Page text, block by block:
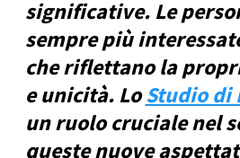
significative. Le
sempre più
che riflettano la
e unicità. LoStudio di
un ruolo cruciale nel
queste nuove